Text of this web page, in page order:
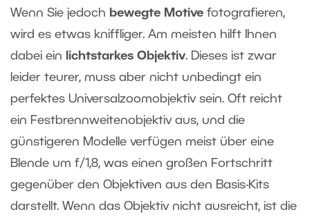
Wenn Sie jedoch bewegte Motive fotografieren,
wird es etwas kniffliger. Am meisten hilft Ihnen
dabei ein
lichtstarkes Objektiv. Dieses ist zwar
leider teurer, muss aber nicht unbedingt ein
perfektes Universalzoomobjektiv sein. Oft reicht
ein Festbrennweitenobjektiv aus, und die
günstigeren Modelle verfügen meist über eine
Blende um f/1,8, was einen großen Fortschritt
gegenüber den Objektiven aus den Basis-Kits
darstellt. Wenn das Objektiv nicht ausreicht, ist die